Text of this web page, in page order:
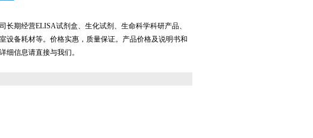
长期经营ELISA试剂盒、生化试剂、生命科学科研产品、
设备耗材等。价格实惠，质量保证。产品价格及说明书和
细信息请直接与我们。